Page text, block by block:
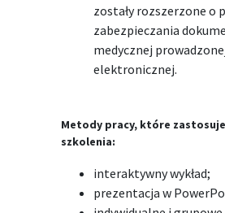
zostały rozszerzone o
zabezpieczania
medycznej
elektronicznej.
Metody pracy, które
szkolenia:
interaktywnywykład;
prezentacja w